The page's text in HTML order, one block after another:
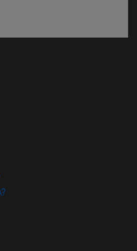
ventana)
en nueva ventana)
en nueva ventana)